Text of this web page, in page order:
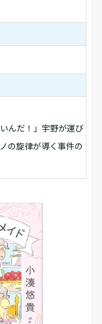
んだ！」宇野が運び
の旋律が導く事件の